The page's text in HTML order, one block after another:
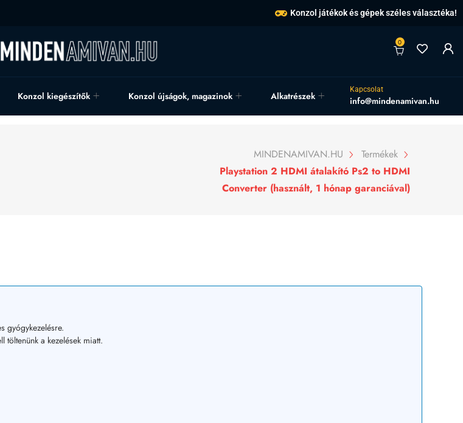
Konzol játékok és gépek széles választéka!
0
Konzol kiegészítők Konzol újságok, magazinok Alkatrészek
Kapcsolat
info@mindenamivan.hu
MINDENAMIVAN.HU
Termékek
Playstation 2 HDMI átalakító Ps2 to HDMI
Converter (használt, 1 hónap garanciával)
gyógykezelésre.
a kezelések miatt.